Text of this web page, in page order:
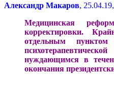
Александр Макаров,
Медицинская
корректировки.
отдельным пунктом
нуждающимся в
окончания